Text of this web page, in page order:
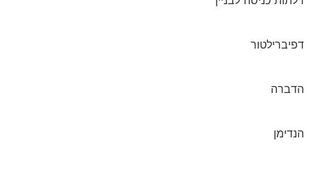
דפיברילטור
הדברה
הנדימן